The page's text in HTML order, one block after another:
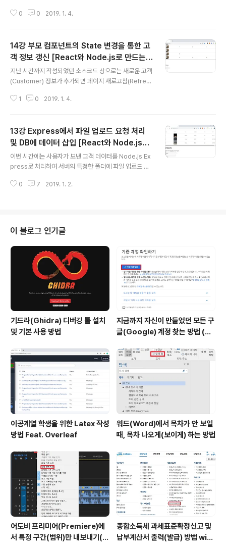
client 폴더로 이동해서 다음과 같은 명령어를 입력해서 ic
을 진행해보도록 하겠습니다. 우리가 적용할 AppBar는 R
eact.js의 Material UI 공식 사이트에서 제공하고 있는
기본 예제입니다. 말 그대로 기본 예제라는 점에서 한글 웹
폰트(Web Font) 등은 적용되어 있지 않습니다. 따라서 우
리가 직접 웹 폰트 등을 적용해야 합니다. ▶ Material UI
AppBar..
0 0 2019. 1. 4.
14강 부모 컴포넌트의 State 변경을 통한 고
객 정보 갱신 [React와 Node.js로 만드는
고객 관리 시스템 개발 강좌]
지난 시간까지 작성되었던 소스코드 상으로는 새로운 고객
(Customer) 정보가 추가되면 페이지 새로고침(Refres
있습니다. 하지만 기본적으로 리액트(React)는 SPA(Sin
(Customer Add) 컴포넌트에서 부모 컴포넌트의 상태(S
tate)를 변경하는 식으로 필요한 부분만 새로고침 되도록
설정하면 됩니다. 이 때는 기본적으로 부모 컴포넌트에서
자식 컴포넌트로 함수를 props로 건내주는 방식으로 구
현합니다. ※ 전체 고객 목록 다시 불러오기 ※ 고객 목록 추
가 이후에 새로고침 하는 과정을 구현하는 가장 대표적인
1 0 2019. 1. 4.
13강 Express에서 파일 업로드 요청 처리
및 DB에 데이터 삽입 [React와 Node.js로
만드는 고객 관리 시스템 개발 강좌]
이번 시간에는 사용자가 보낸 고객 데이터를 Node.js Ex
press로 처리하여 서버의 특정한 폴더에 파일 업로드 처
고객 정보를 실제 MySQL 데이터베이스(Database)에
CustomerAdd.js의 handleFormSubmit() 함수를 수
정해주도록 합시다. 데이터를 전송한 이후에는 고객 추가
양식(Form)을 비운 뒤에 페이지를 새로고침(Refresh)하
여 등록된 고객 데이터를 확인하는 것입니다. 실제 배포 버
전에서는 전체 페이지를 새로고침 하는 방향으로 코딩을 ..
0 7 2019. 1. 2.
이 블로그 인기글
기드라(Ghidra) 디버깅 툴 설치
및 기본 사용 방법
지금까지 자신이 만들었던 모든 구
글(Google) 계정 찾는 방법 (핸
이공계열 학생을 위한 Latex 작성
방법 Feat. Overleaf
워드(Word)에서 목차가 안 보일
때, 목차 나오게(보이게) 하는 방법
어도비 프리미어(Premiere)에
서 특정 구간(범위)만 내보내기(출
종합소득세 과세표준확정신고 및
납부계산서 출력(발급) 방법 with